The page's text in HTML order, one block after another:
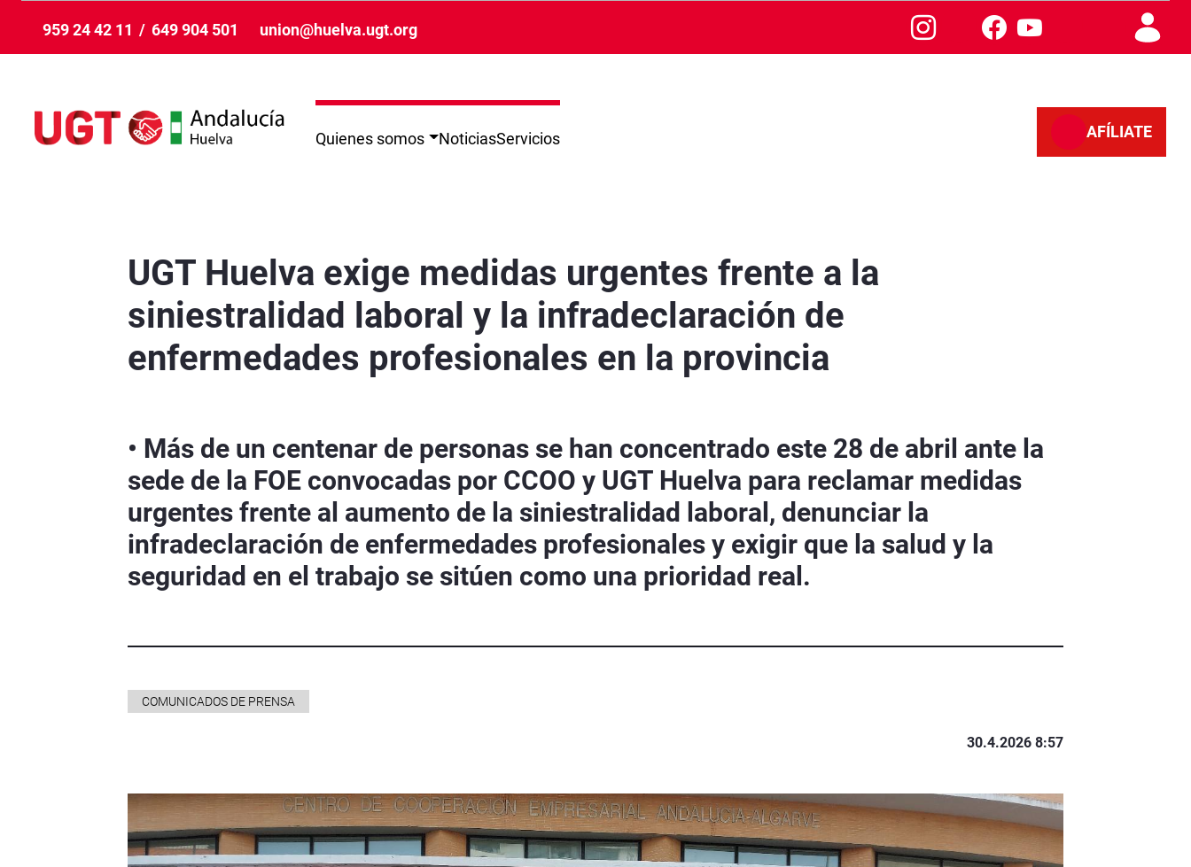
959 24 42 11 / 649 904 501 union@huelva.ugt.org
Quienes somos NoticiasServicios AFÍLIATE
UGT Huelva exige medidas urgentes frente a la
siniestralidad laboral y la infradeclaración de
enfermedades profesionales en la provincia
• Más de un centenar de personas se han concentrado este 28 de abril ante la
sede de la FOE convocadas por CCOO y UGT Huelva para reclamar medidas
urgentes frente al aumento de la siniestralidad laboral, denunciar la
infradeclaración de enfermedades profesionales y exigir que la salud y la
seguridad en el trabajo se sitúen como una prioridad real.
COMUNICADOS DE PRENSA
30.4.2026 8:57